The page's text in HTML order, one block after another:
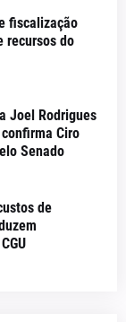
fiscalização
recursos do
Joel Rodrigues
Ciro
Senado
de